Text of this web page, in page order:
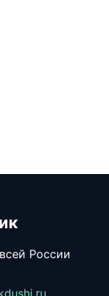
России